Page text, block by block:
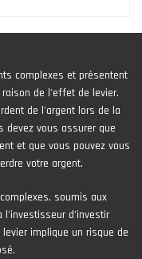
complexes et présentent
de l'effet de levier.
de l'argent lors de la
devez vous assurer que
et que vous pouvez vous
votre argent.
soumis aux
d’investir
implique un risque de